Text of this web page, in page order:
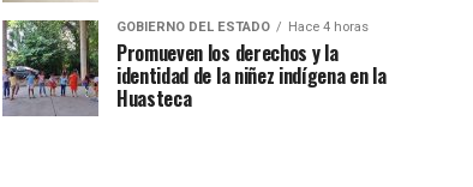
GOBIERNO DEL ESTADO Hace 4 horas
Promueven los derechos y la
identidad de la niñez indígena en la
Huasteca